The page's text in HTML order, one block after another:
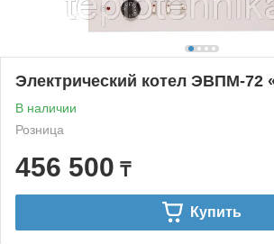
Электрический котел ЭВПМ-72
В наличии
Розница
456 500 ₸
Купить